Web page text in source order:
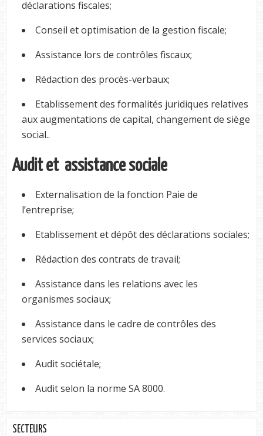
déclarations fiscales;
Conseil et optimisation de la gestion fiscale;
Assistance lors de contrôles fiscaux;
Rédaction des procès-verbaux;
Etablissement des formalités juridiques relatives
aux augmentations de capital, changement de siège
social..
Audit et assistance sociale
Externalisation de la fonction Paie de
l’entreprise;
Etablissement et dépôt des déclarations sociales;
Rédaction des contrats de travail;
Assistance dans les relations avec les
organismes sociaux;
Assistance dans le cadre de contrôles des
services sociaux;
Audit sociétale;
Audit selon la norme SA 8000.
SECTEURS